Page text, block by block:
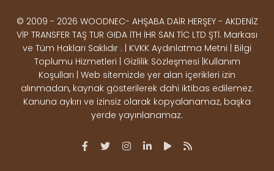
Çeşitlerimiz
Çeşitlerimiz
Kereste
Çeşitlerimiz
Ahşap
Pergole
Ürünler
Deck Montaj
Ahşap
Dekorasyon
OSB,
BİZE ULAŞIN
Altınkale mah Osmangazi cad. no 355 Döşemealtı
Antalya
ÇALIŞMA SAATLERİ
Hafta içi : Haftaiçi 09:00 - 18:00
Hafta sonu : Cumartesi 10:00 - 15:00
İLETİŞİM
© 2009 - 2026 WOODNEC- AHŞABA DAİR HERŞEY - AKDENİZ
VİP TRANSFER TAŞ TUR GIDA İTH İHR SAN TİC LTD ŞTİ. Markası
ve Tüm Hakları Saklıdır . | KVKK Aydınlatma Metni | Bilgi
Toplumu Hizmetleri | Gizlilik Sözleşmesi |Kullanım
Koşulları | Web sitemizde yer alan içerikleri izin
alınmadan, kaynak gösterilerek dahi iktibas edilemez.
Kanuna aykırı ve izinsiz olarak kopyalanamaz, başka
yerde yayınlanamaz.